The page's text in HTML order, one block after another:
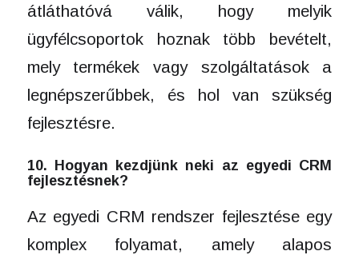
átláthatóvá válik, hogy melyik
ügyfélcsoportok hoznak több bevételt,
mely termékek vagy szolgáltatások a
legnépszerűbbek, és hol van szükség
fejlesztésre.
10. Hogyan kezdjünk neki az egyedi CRM
fejlesztésnek?
Az egyedi CRM rendszer fejlesztése egy
komplex folyamat, amely alapos